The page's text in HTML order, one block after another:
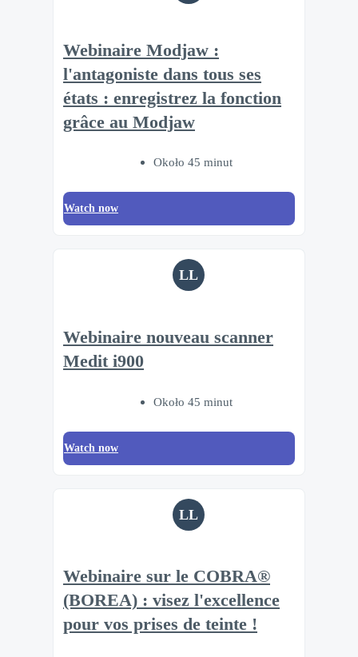
Webinaire Modjaw :
l'antagoniste dans tous ses
états : enregistrez la fonction
grâce au Modjaw
Około 45 minut
Watch now
LL
Webinaire nouveau scanner
Medit i900
Około 45 minut
Watch now
LL
Webinaire sur le COBRA®
(BOREA) : visez l'excellence
pour vos prises de teinte !